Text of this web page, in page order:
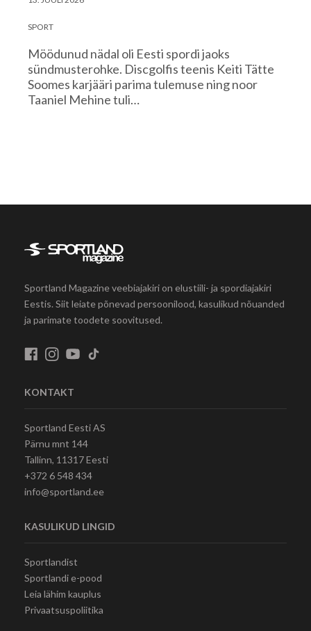
SPORT
Möödunud nädal oli Eesti spordi jaoks
sündmusterohke. Discgolfis teenis Keiti Tätte
Soomes karjääri parima tulemuse ning noor
Taaniel Mehine tuli…
Sportland Magazine veebiajakiri on elustiili- ja spordiajakiri
Eestis. Siit leiate põnevad persoonilood, kasulikud nõuanded
ja parimate toodete soovitused.
KONTAKT
Sportland Eesti AS
Pärnu mnt 144
Tallinn, 11317 Eesti
+372 6 548 434
info@sportland.ee
KASULIKUD LINGID
Sportlandist
Sportlandi e-pood
Leia lähim kauplus
Privaatsuspoliitika